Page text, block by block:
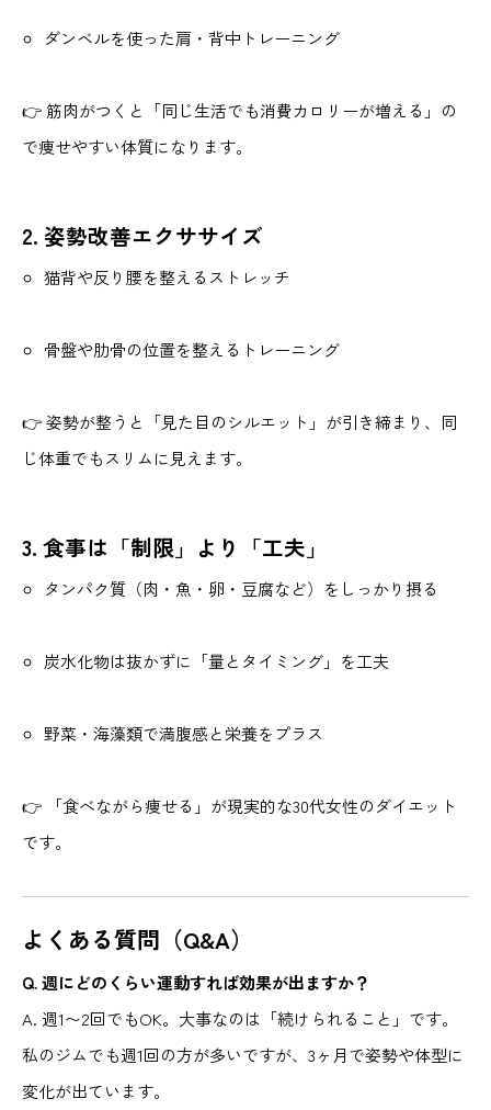
ダンベルを使った肩・背中トレーニング
👉 筋肉がつくと「同じ生活でも消費カロリーが増える」の
で痩せやすい体質になります。
2. 姿勢改善エクササイズ
猫背や反り腰を整えるストレッチ
骨盤や肋骨の位置を整えるトレーニング
👉 姿勢が整うと「見た目のシルエット」が引き締まり、同
じ体重でもスリムに見えます。
3. 食事は「制限」より「工夫」
タンパク質（肉・魚・卵・豆腐など）をしっかり摂る
炭水化物は抜かずに「量とタイミング」を工夫
野菜・海藻類で満腹感と栄養をプラス
👉 「食べながら痩せる」が現実的な30代女性のダイエット
です。
よくある質問（Q&A）
Q. 週にどのくらい運動すれば効果が出ますか？
A. 週1〜2回でもOK。大事なのは「続けられること」です。
私のジムでも週1回の方が多いですが、3ヶ月で姿勢や体型に
変化が出ています。